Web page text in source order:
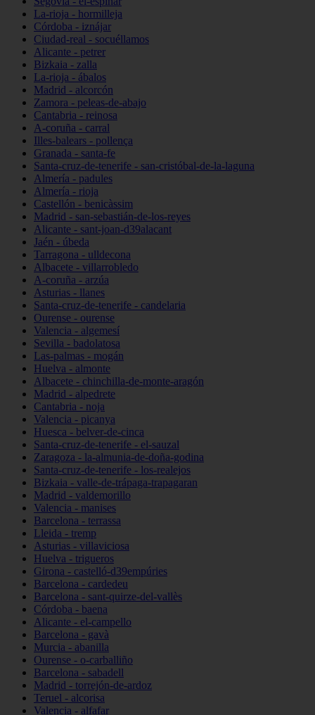
La-rioja - hormilleja
Córdoba - iznájar
Ciudad-real - socuéllamos
Alicante - petrer
Bizkaia - zalla
La-rioja - ábalos
Madrid - alcorcón
Zamora - peleas-de-abajo
Cantabria - reinosa
A-coruña - carral
Illes-balears - pollença
Granada - santa-fe
Santa-cruz-de-tenerife - san-cristóbal-de-la-laguna
Almería - padules
Almería - rioja
Castellón - benicàssim
Madrid - san-sebastián-de-los-reyes
Alicante - sant-joan-d39alacant
Jaén - úbeda
Tarragona - ulldecona
Albacete - villarrobledo
A-coruña - arzúa
Asturias - llanes
Santa-cruz-de-tenerife - candelaria
Ourense - ourense
Valencia - algemesí
Sevilla - badolatosa
Las-palmas - mogán
Huelva - almonte
Albacete - chinchilla-de-monte-aragón
Madrid - alpedrete
Cantabria - noja
Valencia - picanya
Huesca - belver-de-cinca
Santa-cruz-de-tenerife - el-sauzal
Zaragoza - la-almunia-de-doña-godina
Santa-cruz-de-tenerife - los-realejos
Bizkaia - valle-de-trápaga-trapagaran
Madrid - valdemorillo
Valencia - manises
Barcelona - terrassa
Lleida - tremp
Asturias - villaviciosa
Huelva - trigueros
Girona - castelló-d39empúries
Barcelona - cardedeu
Barcelona - sant-quirze-del-vallès
Córdoba - baena
Alicante - el-campello
Barcelona - gavà
Murcia - abanilla
Ourense - o-carballiño
Barcelona - sabadell
Madrid - torrejón-de-ardoz
Teruel - alcorisa
Valencia - alfafar